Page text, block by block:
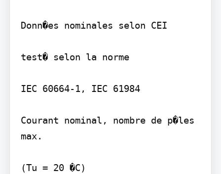
Donn�es nominales selon CEI
test� selon la norme
IEC 60664-1, IEC 61984
Courant nominal, nombre de p�les
max.
(Tu = 20 �C)